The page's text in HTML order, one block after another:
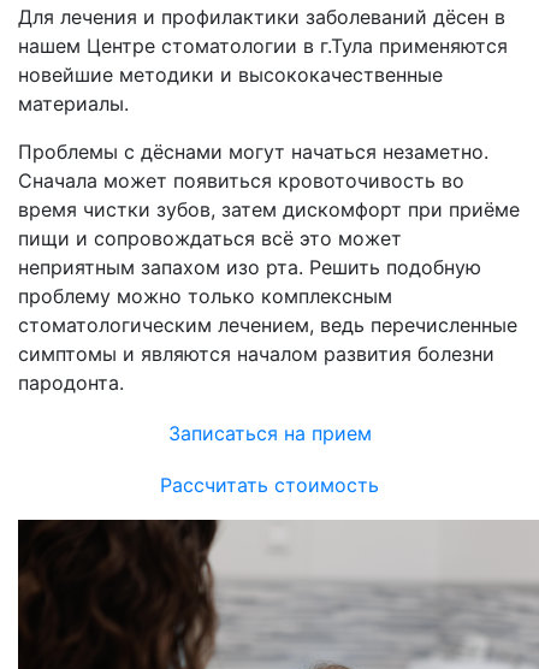
Для лечения и профилактики заболеваний дёсен в
нашем Центре стоматологии в г.Тула применяются
новейшие методики и высококачественные
материалы.
Проблемы с дёснами могут начаться незаметно.
Сначала может появиться кровоточивость во
время чистки зубов, затем дискомфорт при приёме
пищи и сопровождаться всё это может
неприятным запахом изо рта. Решить подобную
проблему можно только комплексным
стоматологическим лечением, ведь перечисленные
симптомы и являются началом развития болезни
пародонта.
Записаться на прием
Рассчитать стоимость